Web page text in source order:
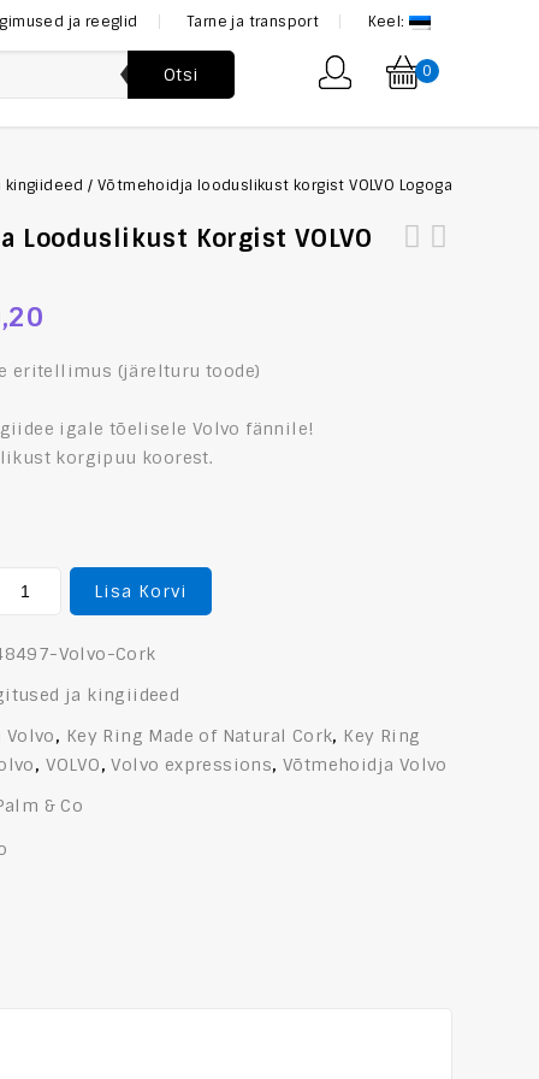
ja reeglid Tarne ja transport Keel:
Otsi 0
kingiideed / Võtmehoidja looduslikust korgist VOLVO Logoga
Looduslikust Korgist VOLVO
eritellimus (järelturu toode)
igale tõelisele Volvo fännile!
korgipuu koorest.
Lisa Korvi
Volvo-Cork
ja kingiideed
Volvo, Key Ring Made of Natural Cork, Key Ring
, VOLVO,Volvo expressions, Võtmehoidja Volvo
& Co